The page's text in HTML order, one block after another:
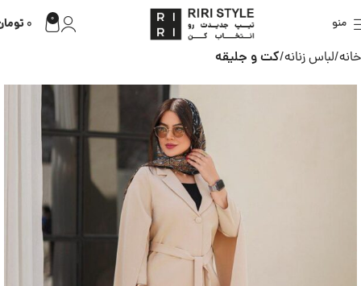
منو 0
0
خانه لباس زنانه کت و جلیقه